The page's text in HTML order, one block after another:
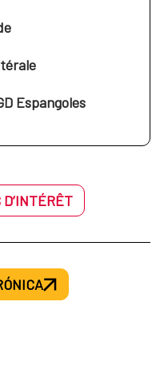
Espangoles
D’INTÉRÊT